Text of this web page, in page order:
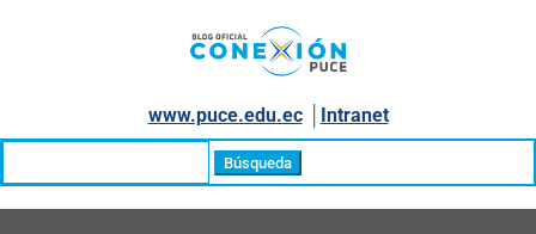
www.puce.edu.ec│ Intranet